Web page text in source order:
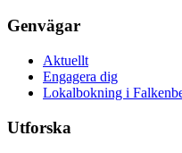
Genvägar
Aktuellt
Engagera dig
Lokalbokning i
Utforska